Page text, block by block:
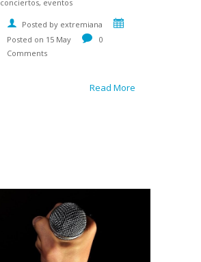
conciertos, eventos
Posted by extremiana
Posted on 15 May
0
Comments
Read More